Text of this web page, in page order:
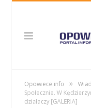
Opowiece.info »
Społecznie. W
działaczy [GALERIA]